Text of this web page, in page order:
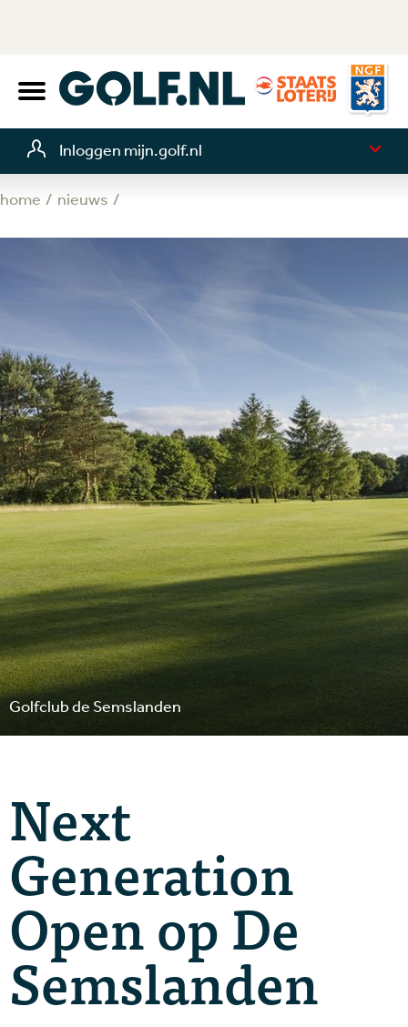
Inloggen mijn.golf.nl
home nieuws
Golfclub de Semslanden
Next
Generation
Open op De
Semslanden